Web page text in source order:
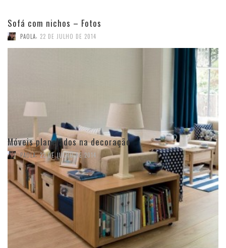
Sofá com nichos – Fotos
PAOLA 22 DE JULHO DE 2014
Móveis planejados na decoração
PAOLA, 22 DE JULHO DE 2014